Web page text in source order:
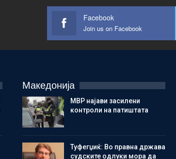
Facebook
Join us on Facebook
Македонија
МВР најави засилени
контроли на патиштата
Туфегџиќ: Во правна држава
судските одлуки мора да